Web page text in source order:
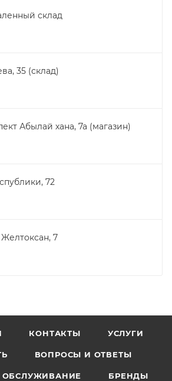
склад
35 (склад)
Абылай хана, 7а (магазин)
72
7
КОНТАКТЫ УСЛУГИ
ВОПРОСЫ И ОТВЕТЫ
ОБСЛУЖИВАНИЕ БРЕНДЫ